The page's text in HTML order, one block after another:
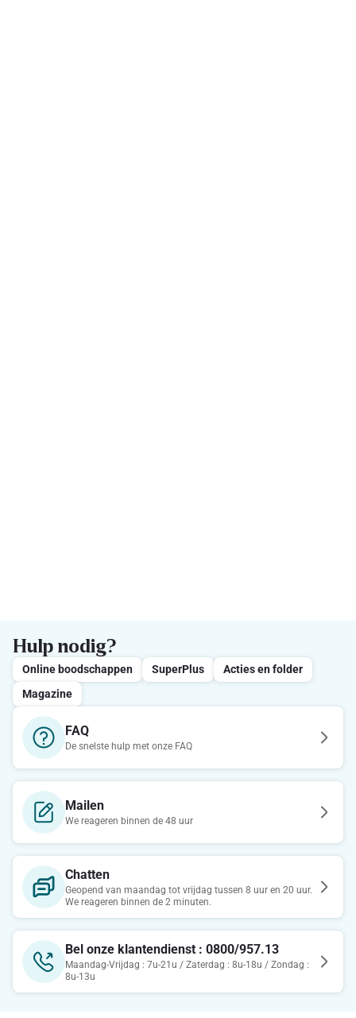
Hulp nodig?
Online boodschappen SuperPlus
Acties en folder
Magazine
FAQ
De snelste hulp met onze FAQ
Mailen
We reageren binnen de 48 uur
Chatten
Geopend van maandag tot vrijdag tussen 8 uur en 20 uur.
We reageren binnen de 2 minuten.
Bel onze klantendienst : 0800/957.13
Maandag-Vrijdag : 7u-21u / Zaterdag : 8u-18u / Zondag :
8u-13u